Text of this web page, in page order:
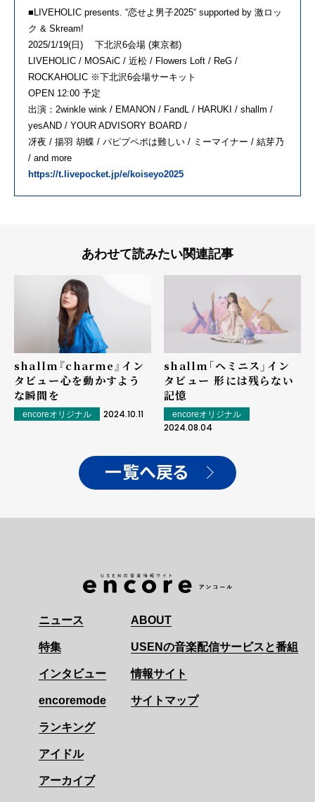
■LIVEHOLIC presents. “恋せよ男子2025“ supported by 激ロッ
ク & Skream!
2025/1/19(日) 下北沢6会場 (東京都)
LIVEHOLIC / MOSAiC / 近松 / Flowers Loft / ReG /
ROCKAHOLIC ※下北沢6会場サーキット
OPEN 12:00 予定
出演：2winkle wink / EMANON / FandL / HARUKI / shallm /
yesAND / YOUR ADVISORY BOARD /
冴夜 / 揚羽 胡蝶 / パピプペポは難しい / ミーマイナー / 結芽乃
/ and more
https://t.livepocket.jp/e/koiseyo2025
あわせて読みたい関連記事
shallm『charme』イン
タビュー――心を動かすよう
な瞬間を
encoreオリジナル 2024.10.11
shallm「ヘミニス」イン
タビュー―― 形には残らない
記憶
encoreオリジナル
2024.08.04
一覧へ戻る
ニュース
特集
インタビュー
encoremode
ランキング
アイドル
アーカイブ
ABOUT
USENの音楽配信サービスと番組
情報サイト
サイトマップ